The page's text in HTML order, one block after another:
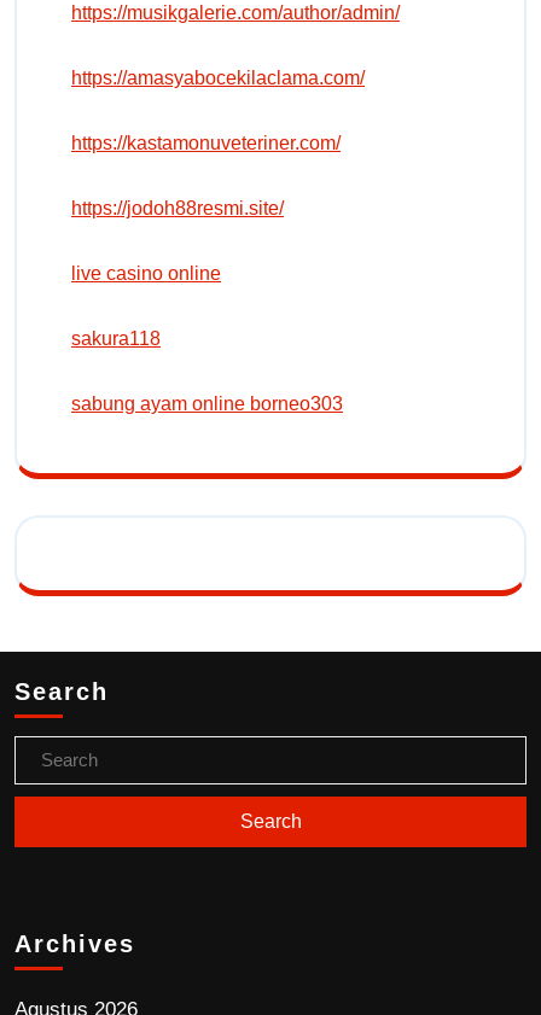
https://musikgalerie.com/author/admin/
https://amasyabocekilaclama.com/
https://kastamonuveteriner.com/
https://jodoh88resmi.site/
live casino online
sakura118
sabung ayam online borneo303
Search
Archives
Agustus 2026